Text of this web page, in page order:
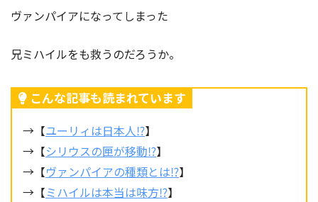
ヴァンパイアになってしまった
兄ミハイルをも救うのだろうか。
こんな記事も読まれています
→【ユーリィは日本人⁉︎】
→【シリウスの匣が移動⁉︎】
→【ヴァンパイアの種類とは⁉︎】
→【ミハイルは本当は味方⁉︎】